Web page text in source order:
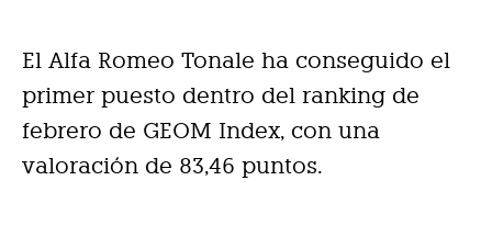
El Alfa Romeo Tonale ha conseguido el
primer puesto dentro del ranking de
febrero de GEOM Index, con una
valoración de 83,46 puntos.